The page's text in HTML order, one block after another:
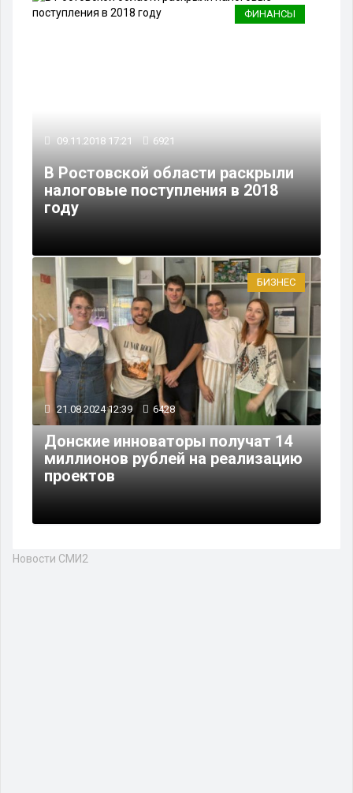
ФИНАНСЫ
09.11.2018 17:21 6921
В Ростовской области раскрыли
налоговые поступления в 2018
году
БИЗНЕС
21.08.2024 12:39 6428
Донские инноваторы получат 14
миллионов рублей на реализацию
проектов
Новости СМИ2